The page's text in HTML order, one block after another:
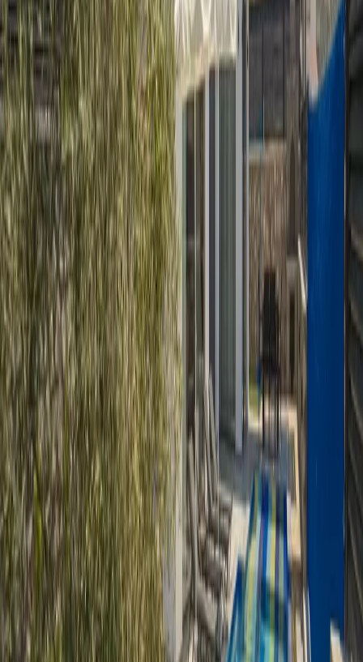
Yatak Odaları:
1.Yatak Odası: 1 adet çift kişilik yatak, elbise dolabı, makyaj
masası, jakuzi, komodin ve banyo bulunmaktadır
2.Yatak Odası:
2 adet çift kişilik yatak, elbise dolabı, makyaj
masası, jakuzi, komodin ve banyo bulunmaktadır
Başlangıç Fiyatı
₺5.710
gecelik en düşük fiyat
başlayan fiyatlarla
Resmi Belge
Kültür ve Turizm Bakanlığı
Belge No:07-8914
Giriş - Çıkış Tarihi Tarih aralığı seçin
Yetişkin Çocuk
Konaklama Kuralı
Minimum
gece
Rezerve Et
Hızlı İletişim
+90(242) 844-3312
+90(541) 844-3312
info@tatilvillasi.com.tr
Başlangıç Fiyatı
5.710 /geceden
başlayan fiyatlarla